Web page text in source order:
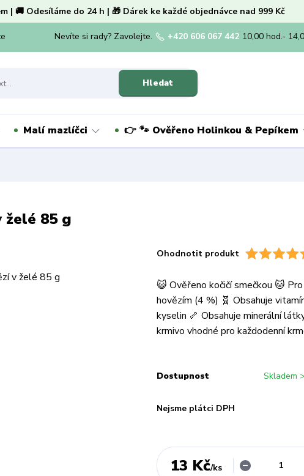
| 🚚 Odesíláme do 24 h | 🎁 Dárek ke každé objednávce nad 999 Kč
Hledat
Nevíte si rady? Zavolejte. +420 606 067 442 10,00 hod.-
Malí mazlíčci 👉 🐾 Ověřeno Holinkou & Pepíkem
želé 85 g
Ohodnotit produkt
😺 Ověřeno kočičí smečkou 🐱
hovězím (4 %) 🧬 Obsahuje
kyselin 🦴 Obsahuje minerální
krmivo vhodné pro každodenní
Dostupnost Skladem
Nejsme plátci DPH
13 Kč/ks